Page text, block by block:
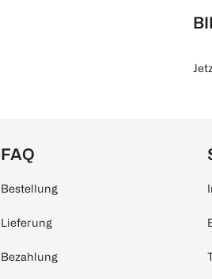
FAQ
Bestellung
Lieferung
Bezahlung